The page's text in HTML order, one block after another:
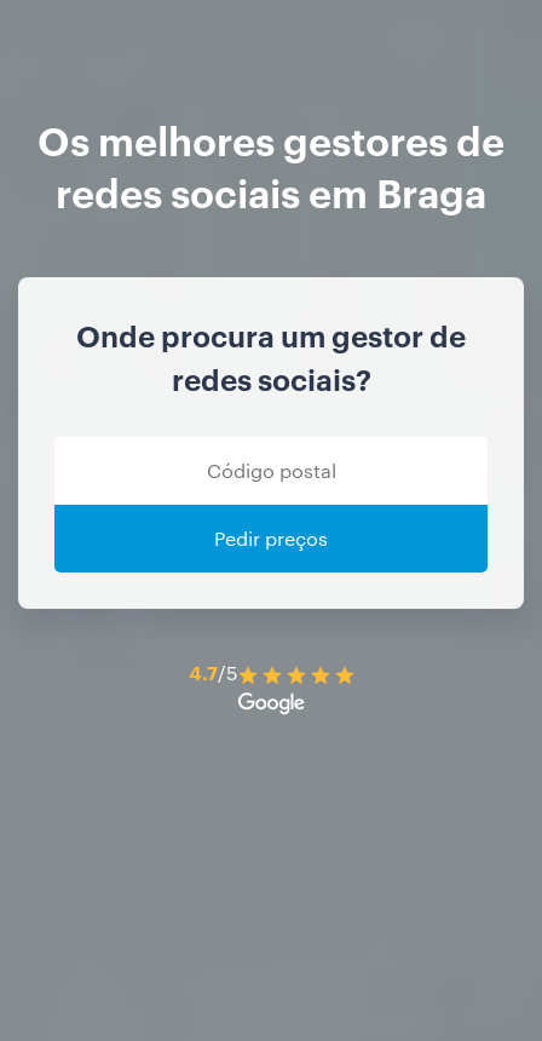
Os melhores gestores de
redes sociais em Braga
Onde procura um gestor de
redes sociais?
Pedir preços
4.7/5